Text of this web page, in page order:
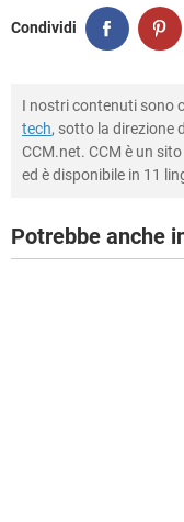
Condividi
I nostri contenuti sono
tech, sotto la direzione
CCM.net. CCM è un
ed è disponibile in 11
Potrebbe anche